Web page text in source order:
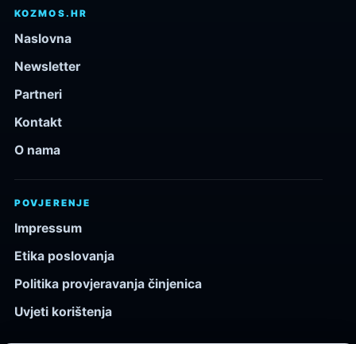
KOZMOS.HR
Naslovna
Newsletter
Partneri
Kontakt
O nama
POVJERENJE
Impressum
Etika poslovanja
Politika provjeravanja činjenica
Uvjeti korištenja